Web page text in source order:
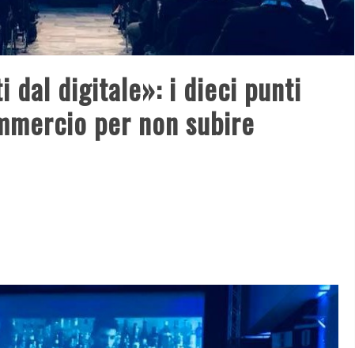
dal digitale»: i dieci punti
per non subire